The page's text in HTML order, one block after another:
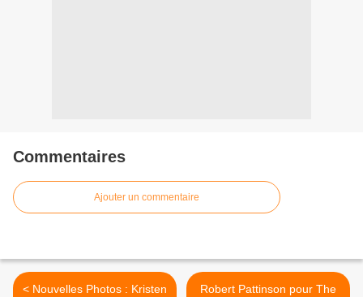
Commentaires
Ajouter un commentaire
< Nouvelles Photos : Kristen
Robert Pattinson pour The